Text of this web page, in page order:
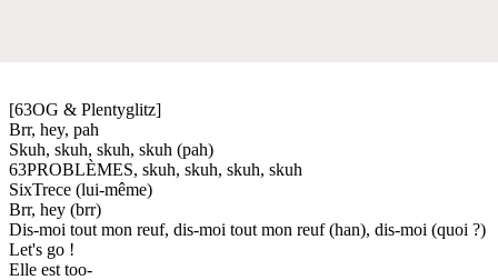
[63OG & Plentyglitz]
Brr, hey, pah
Skuh, skuh, skuh, skuh (pah)
63PROBLÈMES, skuh, skuh, skuh, skuh
SixTrece (lui-même)
Brr, hey (brr)
Dis-moi tout mon reuf, dis-moi tout mon reuf (han), dis-moi (quoi ?)
Let's go !
Elle est too-